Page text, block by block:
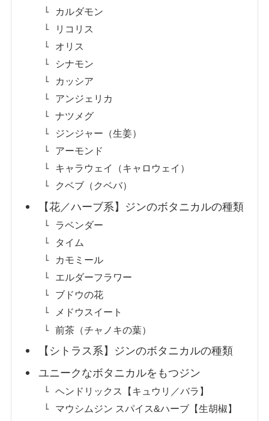
カルダモン
リコリス
オリス
シナモン
カッシア
アンジェリカ
ナツメグ
ジンジャー（生姜）
アーモンド
キャラウェイ（キャロウェイ）
クベブ（クベバ）
【花／ハーブ系】ジンのボタニカルの種類
ラベンダー
タイム
カモミール
エルダーフラワー
ブドウの花
メドウスイート
前茶（チャノキの葉）
【シトラス系】ジンのボタニカルの種類
ユニークなボタニカルをもつジン
ヘンドリックス【キュウリ／バラ】
マウシムジン スパイス&ハーブ【生胡椒】